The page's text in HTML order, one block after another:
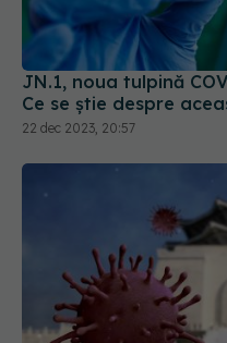
JN.1, noua tulpină
Ce se știe despre
22 dec 2023, 20:57